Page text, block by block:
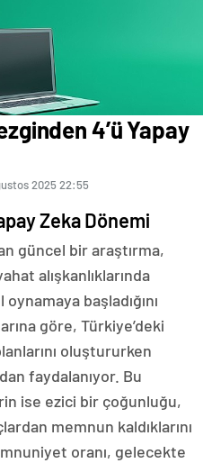
4’ü Yapay
2025 22:55
Zeka Dönemi
güncel bir araştırma,
alışkanlıklarında
başladığını
göre, Türkiye’deki
oluştururken
faydalanıyor. Bu
ise ezici bir çoğunluğu,
memnun kaldıklarını
oranı, gelecekte